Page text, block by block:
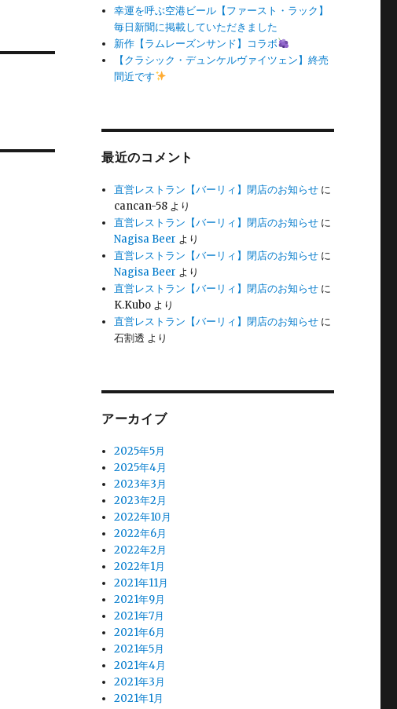
幸運を呼ぶ空港ビール【ファースト・ラック】
毎日新聞に掲載していただきました
新作【ラムレーズンサンド】コラボ
【クラシック・デュンケルヴァイツェン】終売
間近です
最近のコメント
直営レストラン【バーリィ】閉店のお知らせ に
cancan-58 より
直営レストラン【バーリィ】閉店のお知らせ に
Nagisa Beer より
直営レストラン【バーリィ】閉店のお知らせ に
Nagisa Beer より
直営レストラン【バーリィ】閉店のお知らせ に
K.Kubo より
直営レストラン【バーリィ】閉店のお知らせ に
石割透 より
アーカイブ
2025年5月
2025年4月
2023年3月
2023年2月
2022年10月
2022年6月
2022年2月
2022年1月
2021年11月
2021年9月
2021年7月
2021年6月
2021年5月
2021年4月
2021年3月
2021年1月